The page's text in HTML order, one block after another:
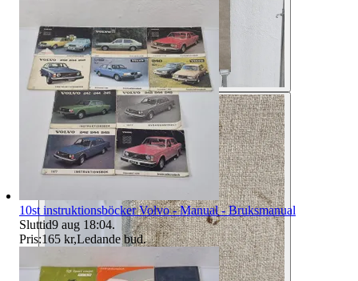
10st instruktionsböcker Volvo - Manual - Bruksmanual
Sluttid9 aug 18:04.
Pris:165 kr,Ledande bud.